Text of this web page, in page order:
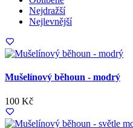
Nejdražší
Nejlevnější
Mušelínový běhoun - modrý
100 Kč